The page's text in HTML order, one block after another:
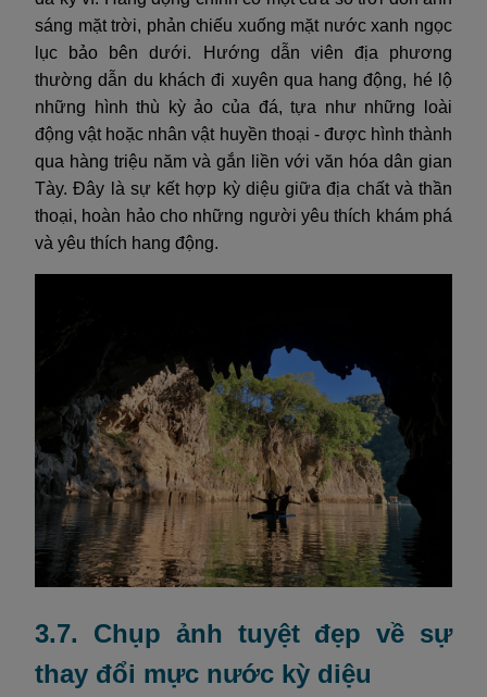
sáng mặt trời, phản chiếu xuống mặt nước xanh ngọc
lục bảo bên dưới. Hướng dẫn viên địa phương
thường dẫn du khách đi xuyên qua hang động, hé lộ
những hình thù kỳ ảo của đá, tựa như những loài
động vật hoặc nhân vật huyền thoại - được hình thành
qua hàng triệu năm và gắn liền với văn hóa dân gian
Tày. Đây là sự kết hợp kỳ diệu giữa địa chất và thần
thoại, hoàn hảo cho những người yêu thích khám phá
và yêu thích hang động.
3.7. Chụp ảnh tuyệt đẹp về sự
thay đổi mực nước kỳ diệu